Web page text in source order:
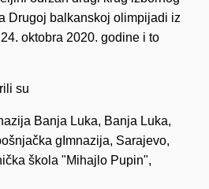
Drugoj balkanskoj olimpijadi iz
oktobra 2020. godine i to
su
Banja Luka, Banja Luka,
gImnazija, Sarajevo,
škola "Mihajlo Pupin",